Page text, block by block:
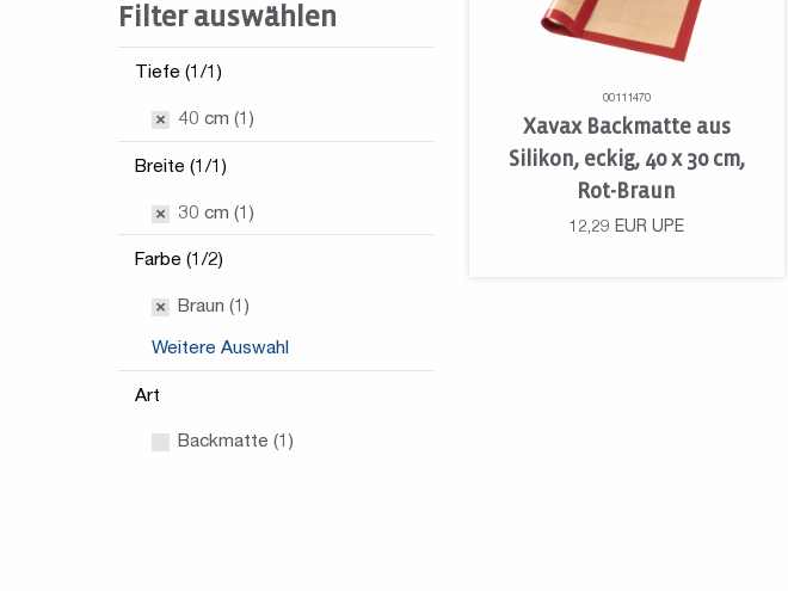
Filter auswählen
Tiefe (1/1)
40 cm (1)
Breite (1/1)
30 cm (1)
Farbe (1/2)
Braun (1)
Weitere Auswahl
Art
Backmatte (1)
00111470
Xavax Backmatte aus
Silikon, eckig, 40 x 30 cm,
Rot-Braun
12,29 EUR UPE